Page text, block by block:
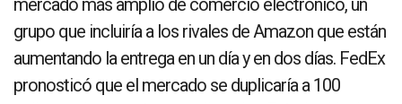
grupo que incluiría a los rivales de Amazon que están
aumentando la entrega en un día y en dos días. FedEx
pronosticó que el mercado se duplicaría a 100